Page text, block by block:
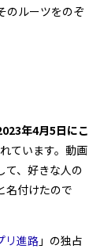
のルーツをのぞ
年4月5日にこ
ています。動画
て、好きな人の
名付けたので
リ進路 」の独占